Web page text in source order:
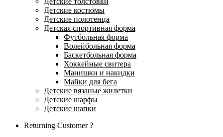
Детские костюмы
Детские полотенца
Детская спортивная форма
Футбольная форма
Волейбольная форма
Баскетбольная форма
Хоккейные свитера
Манишки и накидки
Майки для бега
Детские вязаные жилетки
Детские шарфы
Детские шапки
Returning Customer ?